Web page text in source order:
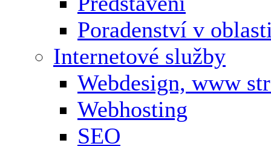
Poradenství v
Internetové služby
Webdesign, www
Webhosting
SEO